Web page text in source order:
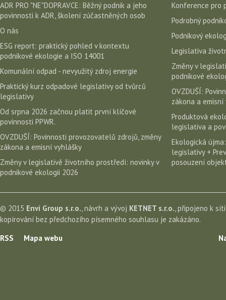
ADR PRO "NE"DOPRAVCE: Běžný podnik a jeho
povinnosti k ADR, školení zúčastněných osob
O nás
ESG report: praktický pohled v kontextu
podnikové ekologie a ISO 14001
Komunální odpad - nevyužitý zdroj energie
Praktický kurz odpadové legislativy od tvůrců
legislativy
Od srpna 2026 začnou platit první klíčové
povinnosti PPWR.
OVZDUŠÍ: Povinnosti provozovatelů zdrojů, změny
zákona a emisní vyhlášky
Změny v legislativě životního prostředí: novinky v
podnikové ekologii 2026
Konference pro
Podrobný
Podnikový
Legislativa
Změny v
podnikové
OVZDUŠÍ:
zákona a emisní
Produktová
legislativa a
Ekologická
legislativy +
posouzení
© 2015 Envi Group s.r.o., návrh a vývoj KETNET s.r.o., připojeno k
kopírování bez předchozího písemného souhlasu je zakázáno.
RSS
Mapa webu